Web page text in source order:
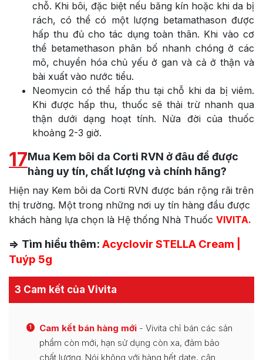
chỗ. Khi bôi, đặc biệt nếu băng kín hoặc khi da bị
rách, có thể có một lượng betamathason được
hấp thu đủ cho tác dụng toàn thân. Khi vào cơ
thể betamethason phân bố nhanh chóng ở các
mô, chuyển hóa chủ yếu ở gan và cả ở thận và
bài xuất vào nước tiểu.
Neomycin có thể hấp thu tại chỗ khi da bị viêm.
Khi được hấp thu, thuốc sẽ thải trừ nhanh qua
thận dưới dạng hoạt tính. Nửa đời của thuốc
khoảng 2-3 giờ.
17Mua Kem bôi da Corti RVN ở đâu để được
hàng uy tín, chất lượng và chính hãng?
Hiện nay Kem bôi da Corti RVN được bán rộng rãi trên
thị trường. Một trong những nơi uy tín hàng đầu được
khách hàng lựa chọn là Hệ thống Nhà Thuốc VIVITA.
=> Tìm hiểu thêm: Acyclovir STELLA Cream |
Tuýp 5g
3 Cam kết của Vivita
1 Cam kết bán hàng mới - Vivita chỉ bán các sản
phẩm còn mới, hạn sử dụng còn xa, đảm bảo
chất lượng. Nói không với hàng hết date, cận